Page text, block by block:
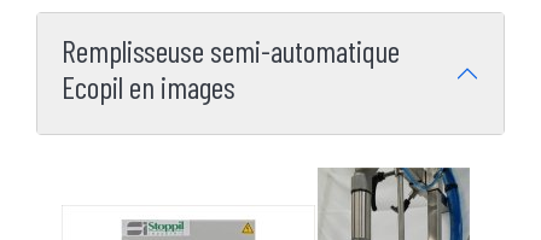
Remplisseuse semi-automatique
Ecopil en images